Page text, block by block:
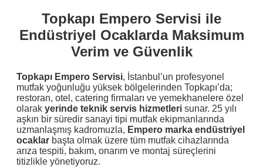
Topkapı Empero Servisi ile
Endüstriyel Ocaklarda Maksimum
Verim ve Güvenlik
Topkapı Empero Servisi, İstanbul’un profesyonel
mutfak yoğunluğu yüksek bölgelerinden Topkapı’da;
restoran, otel, catering firmaları ve yemekhanelere özel
olarak yerinde teknik servis hizmetleri sunar. 25 yılı
aşkın bir süredir sanayi tipi mutfak ekipmanlarında
uzmanlaşmış kadromuzla, Empero marka endüstriyel
ocaklar başta olmak üzere tüm mutfak cihazlarında
arıza tespiti, bakım, onarım ve montaj süreçlerini
titizlikle yönetiyoruz.